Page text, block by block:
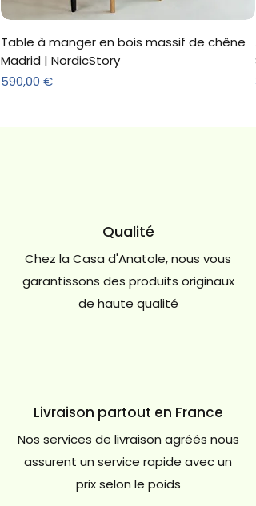
Table à manger en bois massif de chêne
Madrid | NordicStory
Prix
590,00 €
Qualité
Chez la Casa d'Anatole, nous vous
garantissons des produits originaux
de haute qualité
Livraison partout en France
Nos services de livraison agréés nous
assurent un service rapide avec un
prix selon le poids